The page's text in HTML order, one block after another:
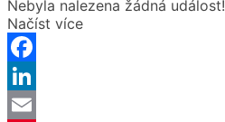
Nebyla nalezena žádná událost!
Načíst více
Facebook
LinkedIn